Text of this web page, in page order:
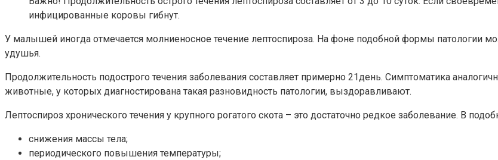
инфицированные коровы гибнут.
У малышей иногда отмечается молниеносное течение лептоспироза. На фоне подобной формы патологии
удушья.
Продолжительность подострого течения заболевания составляет примерно 21день. Симптоматика
животные, у которых диагностирована такая разновидность патологии, выздоравливают.
Лептоспироз хронического течения у крупного рогатого скота – это достаточно редкое заболевание. В
снижения массы тела;
периодического повышения температуры;